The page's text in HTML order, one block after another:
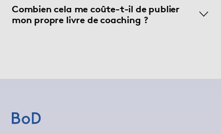
Combien cela me coûte-t-il de publier
mon propre livre de coaching ?